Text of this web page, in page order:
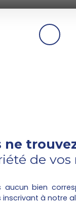
ne
de vos
aucun bien
inscrivant à notre